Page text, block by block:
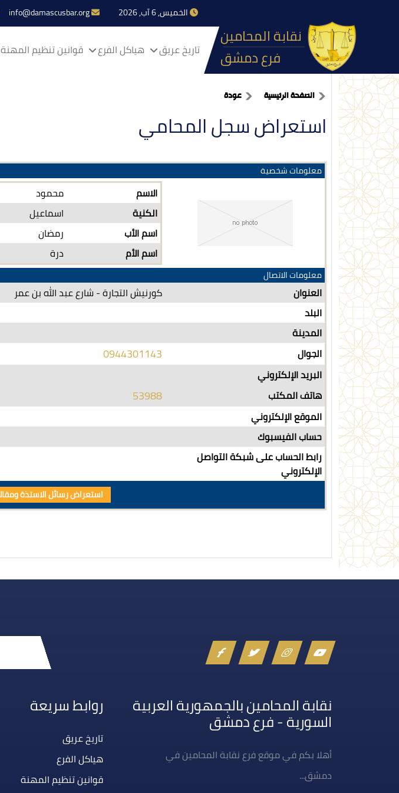
info@damascusbar.org الخميس, 6 آب, 2026
تاريخ عريق هياكل الفرع قوانين تنظيم المهنة
نقابة المحامين
فرع دمشق
الصفحة الرئيسية عودة
استعراض سجل المحامي
معلومات شخصية
الاسم
محمود
الكنية
اسماعيل
اسم الأب
رمضان
اسم الأم
درة
معلومات الاتصال
العنوان
كورنيش التجارة - شارع عبد الله بن عمر
البلد
المدينة
الجوال
0944301143
البريد الإلكتروني
هاتف المكتب
53988
الموقع الإلكتروني
حساب الفيسبوك
رابط الحساب على شبكة التواصل
الإلكتروني
نقابة المحامين بالجمهورية العربية
السورية - فرع دمشق
أهلا بكم في موقع فرع نقابة المحامين في
دمشق...
روابط سريعة
تاريخ عريق
هياكل الفرع
قوانين تنظيم المهنة